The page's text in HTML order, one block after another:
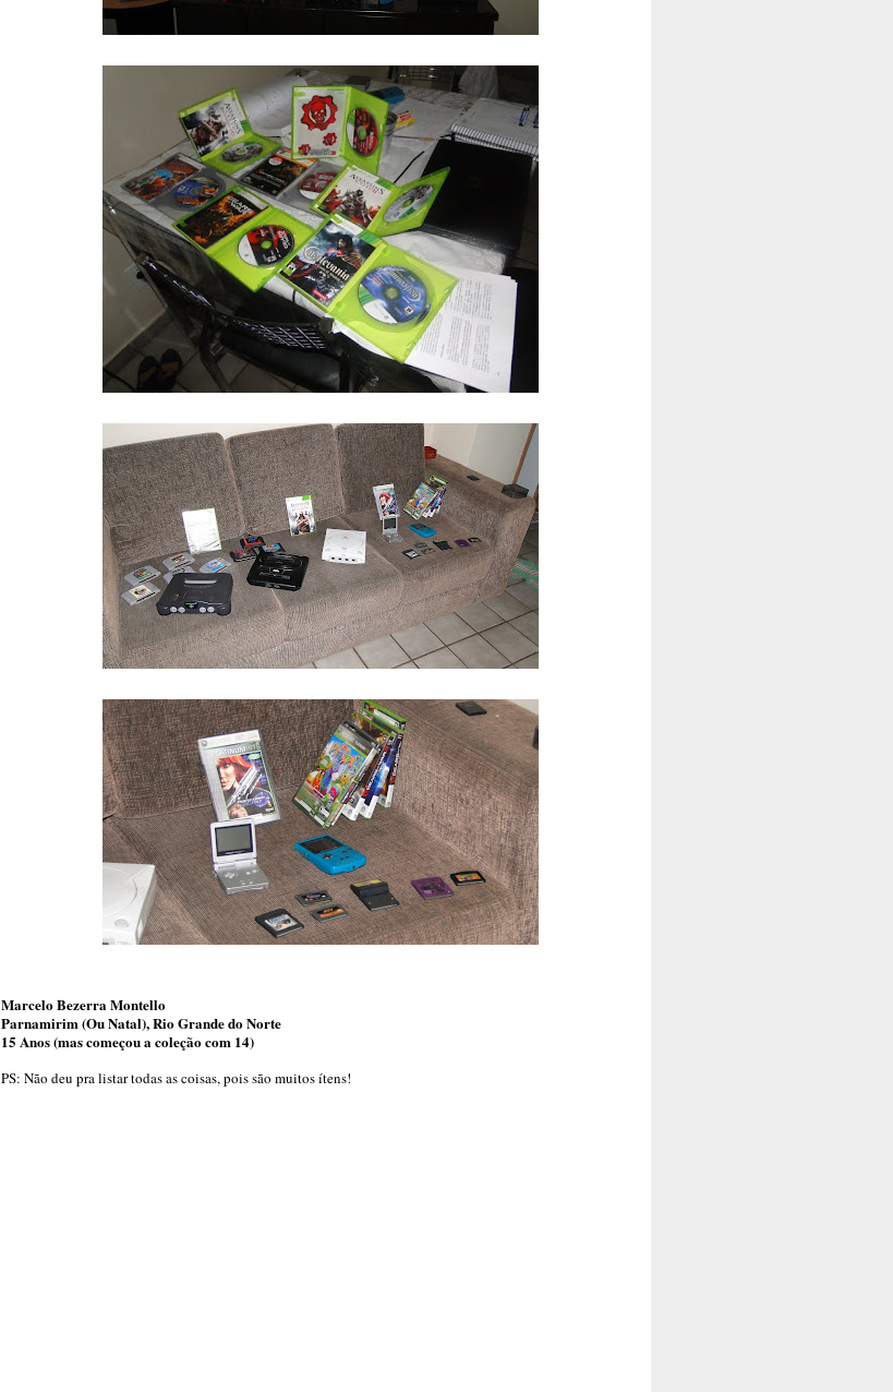
Marcelo Bezerra Montello
Parnamirim (Ou Natal), Rio Grande do Norte
15 Anos (mas começou a coleção com 14)
PS: Não deu pra listar todas as coisas, pois são muitos ítens!